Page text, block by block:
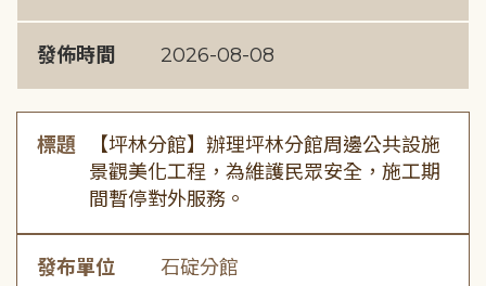
發佈時間 2026-08-08
標題
【坪林分館】辦理坪林分館周邊公共設施
景觀美化工程，為維護民眾安全，施工期
間暫停對外服務。
發布單位 石碇分館